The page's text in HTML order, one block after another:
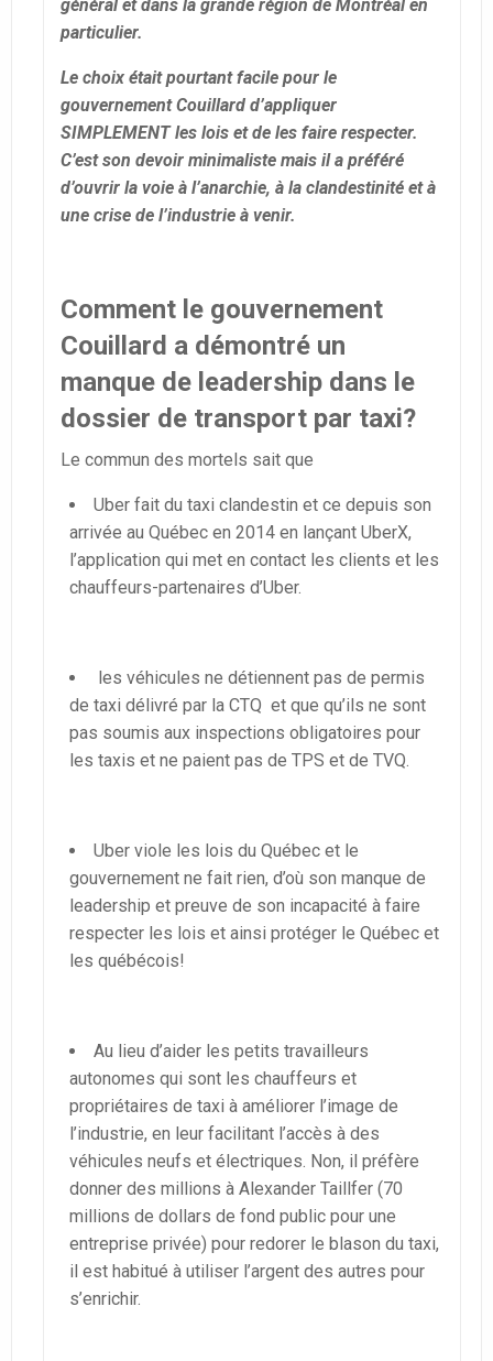
général et dans la grande région de Montréal en
particulier.
Le choix était pourtant facile pour le
gouvernement Couillard d’appliquer
SIMPLEMENT les lois et de les faire respecter.
C’est son devoir minimaliste mais il a préféré
d’ouvrir la voie à l’anarchie, à la clandestinité et à
une crise de l’industrie à venir.
Comment le gouvernement
Couillard a démontré un
manque de leadership dans le
dossier de transport par taxi?
Le commun des mortels sait que
Uber fait du taxi clandestin et ce depuis son
arrivée au Québec en 2014 en lançant UberX,
l’application qui met en contact les clients et les
chauffeurs-partenaires d’Uber.
les véhicules ne détiennent pas de permis
de taxi délivré par la CTQ et que qu’ils ne sont
pas soumis aux inspections obligatoires pour
les taxis et ne paient pas de TPS et de TVQ.
Uber viole les lois du Québec et le
gouvernement ne fait rien, d’où son manque de
leadership et preuve de son incapacité à faire
respecter les lois et ainsi protéger le Québec et
les québécois!
Au lieu d’aider les petits travailleurs
autonomes qui sont les chauffeurs et
propriétaires de taxi à améliorer l’image de
l’industrie, en leur facilitant l’accès à des
véhicules neufs et électriques. Non, il préfère
donner des millions à Alexander Taillfer (70
millions de dollars de fond public pour une
entreprise privée) pour redorer le blason du taxi,
il est habitué à utiliser l’argent des autres pour
s’enrichir.